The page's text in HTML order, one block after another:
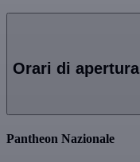
Orari di apertura
Pantheon Nazionale